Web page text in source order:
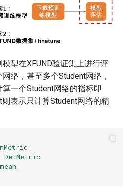
型在XFUND验证集上进行评
络，甚至多个Student网络，
一个Student网络的指标即
表示只计算Student网络的精
DetMetric